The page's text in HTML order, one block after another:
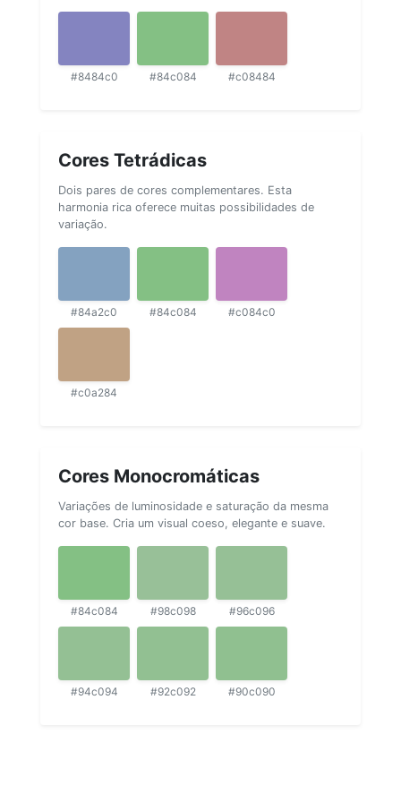
#8484c0 #84c084 #c08484
Cores Tetrádicas
Dois pares de cores complementares. Esta
harmonia rica oferece muitas possibilidades de
variação.
#84a2c0 #84c084 #c084c0
#c0a284
Cores Monocromáticas
Variações de luminosidade e saturação da mesma
cor base. Cria um visual coeso, elegante e suave.
#84c084 #98c098 #96c096
#94c094 #92c092 #90c090